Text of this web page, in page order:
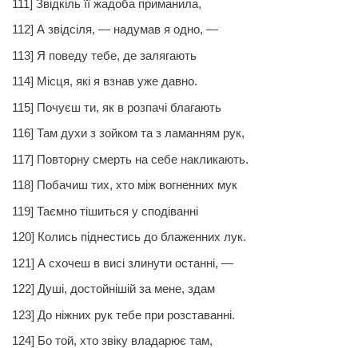
111] Звідкіль її жадоба приманила,
112] А звідсіля, — надумав я одно, —
113] Я поведу тебе, де залягають
114] Місця, які я взнав уже давно.
115] Почуєш ти, як в розпачі благають
116] Там духи з зойком та з ламанням рук,
117] Повторну смерть на себе накликають.
118] Побачиш тих, хто між вогненних мук
119] Таємно тішиться у сподіванні
120] Колись піднестись до блаженних лук.
121] А схочеш в висі злинути останні, —
122] Душі, достойнішій за мене, здам
123] До ніжних рук тебе при розставанні.
124] Бо той, хто звіку владарює там,